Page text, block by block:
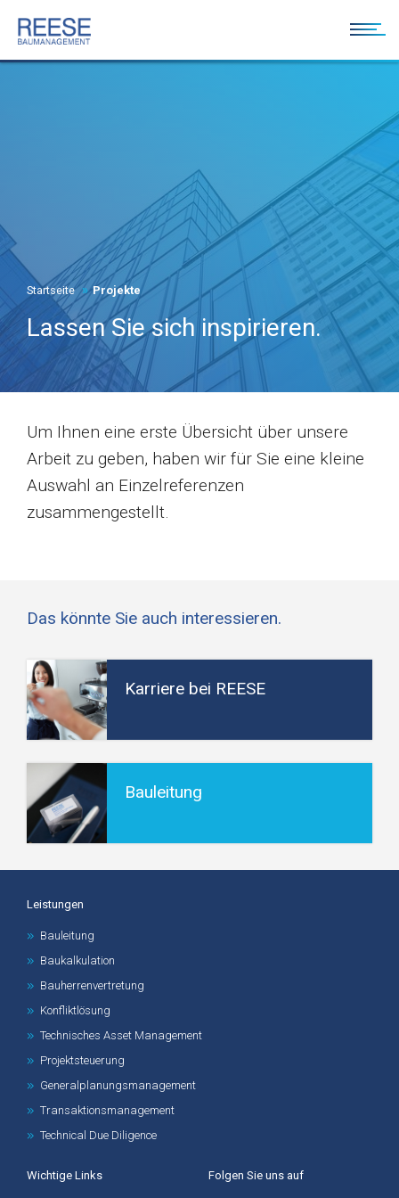
Startseite Projekte
Lassen Sie sich inspirieren.
Um Ihnen eine erste Übersicht über unsere
Arbeit zu geben, haben wir für Sie eine kleine
Auswahl an Einzelreferenzen
zusammengestellt.
Das könnte Sie auch interessieren.
Karriere bei REESE
Bauleitung
Leistungen
Bauleitung
Baukalkulation
Bauherrenvertretung
Konfliktlösung
Technisches Asset Management
Projektsteuerung
Generalplanungsmanagement
Transaktionsmanagement
Technical Due Diligence
Wichtige Links Folgen Sie uns auf